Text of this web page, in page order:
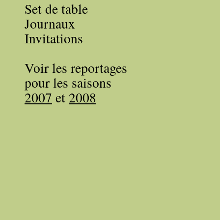
Set de table
Journaux
Invitations
Voir les reportages
pour les saisons
2007 et 2008